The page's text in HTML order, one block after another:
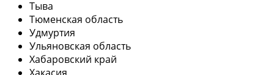
Тыва
Тюменская область
Удмуртия
Ульяновская область
Хабаровский край